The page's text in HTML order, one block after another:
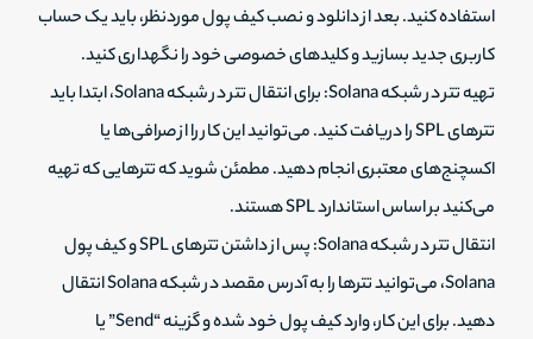
استفاده کنید. بعد از دانلود و نصب کیف پول موردنظر، باید یک حساب
کاربری جدید بسازید و کلیدهای خصوصی خود را نگهداری کنید.
تهیه تتر در شبکه Solana: برای انتقال تتر در شبکه Solana، ابتدا باید
تترهای SPL را دریافت کنید. می‌توانید این کار را از صرافی‌ها یا
اکسچنج‌های معتبری انجام دهید. مطمئن شوید که تترهایی که تهیه
می‌کنید بر اساس استاندارد SPL هستند.
انتقال تتر در شبکه Solana: پس از داشتن تترهای SPL و کیف پول
Solana، می‌توانید تترها را به آدرس مقصد در شبکه Solana انتقال
دهید. برای این کار، وارد کیف پول خود شده و گزینه “Send” یا